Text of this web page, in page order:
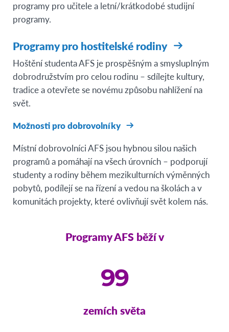
programy pro učitele a letní/krátkodobé studijní
programy.
Programy pro hostitelské rodiny
Hoštění studenta AFS je prospěšným a smysluplným
dobrodružstvím pro celou rodinu – sdílejte kultury,
tradice a otevřete se novému způsobu nahlížení na
svět.
Možnosti pro dobrovolníky
Místní dobrovolníci AFS jsou hybnou silou našich
programů a pomáhají na všech úrovních – podporují
studenty a rodiny během mezikulturních výměnných
pobytů, podílejí se na řízení a vedou na školách a v
komunitách projekty, které ovlivňují svět kolem nás.
Programy AFS běží v
99
zemích světa